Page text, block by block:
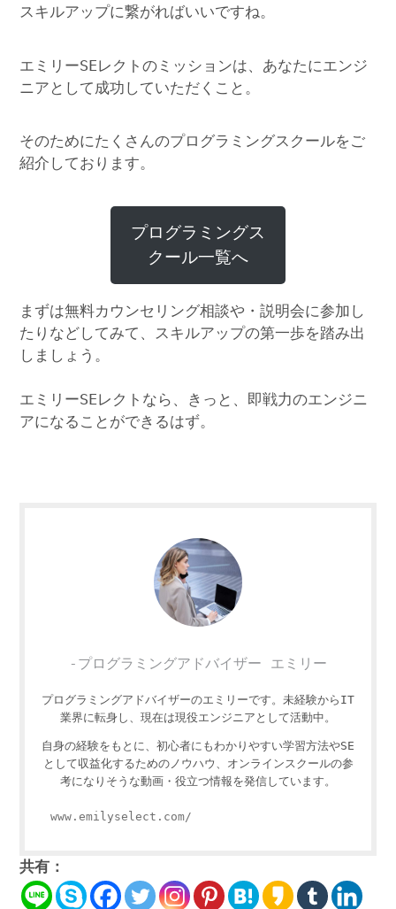
スキルアップに繋がればいいですね。
エミリーSEレクトのミッションは、あなたにエンジ
ニアとして成功していただくこと。
そのためにたくさんのプログラミングスクールをご
紹介しております。
プログラミングス
クール一覧へ
まずは無料カウンセリング相談や・説明会に参加し
たりなどしてみて、スキルアップの第一歩を踏み出
しましょう。
エミリーSEレクトなら、きっと、即戦力のエンジニ
アになることができるはず。
-プログラミングアドバイザー エミリー
プログラミングアドバイザーのエミリーです。未経験からIT
業界に転身し、現在は現役エンジニアとして活動中。
自身の経験をもとに、初心者にもわかりやすい学習方法やSE
として収益化するためのノウハウ、オンラインスクールの参
考になりそうな動画・役立つ情報を発信しています。
www.emilyselect.com/
共有：